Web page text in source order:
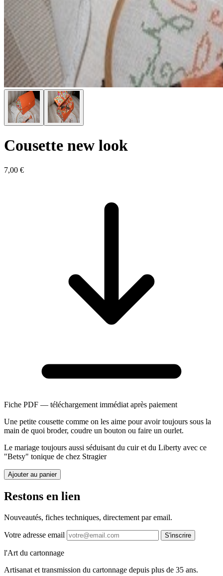
Cousette new look
7,00 €
Fiche PDF — téléchargement immédiat après paiement
Une petite cousette comme on les aime pour avoir toujours sous la
main de quoi broder, coudre un bouton ou faire un ourlet.
Le mariage toujours aussi séduisant du cuir et du Liberty avec ce
"Betsy" tonique de chez Stragier
Ajouter au panier
Restons en lien
Nouveautés, fiches techniques, directement par email.
Votre adresse email S'inscrire
l'Art du cartonnage
Artisanat et transmission du cartonnage depuis plus de 35 ans.